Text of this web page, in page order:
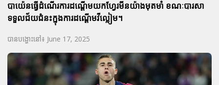
បាយ៉េនធ្វើដំណើរការដណ្តើមយកហ្វែរមីនយ៉ាងមុតមាំ ខណៈបារសា
ទទួលជ័យជំនះក្នុងការដណ្តើមវីល្លៀម។
បានបង្ហោះនៅ៖ June 17, 2025